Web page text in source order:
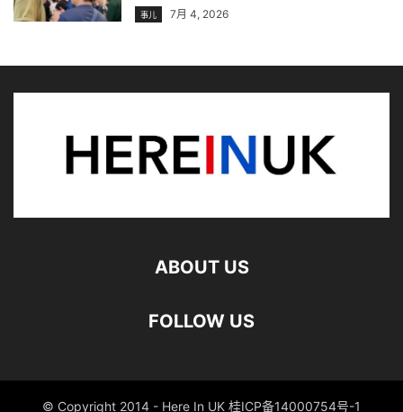
事儿 7月 4, 2026
ABOUT US
FOLLOW US
© Copyright 2014 - Here In UK 桂ICP备14000754号-1